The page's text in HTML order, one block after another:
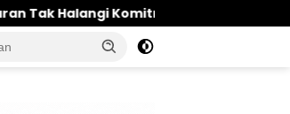
DPRD Parimo Kawal Aspirasi Warga